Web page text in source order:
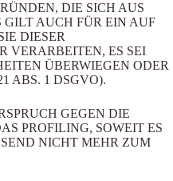
DIE SICH AUS
GILT AUCH FÜR EIN AUF
DIESER
VERARBEITEN, ES SEI
ÜBERWIEGEN ODER
ABS. 1 DSGVO).
GEGEN DIE
PROFILING, SOWEIT ES
NICHT MEHR ZUM